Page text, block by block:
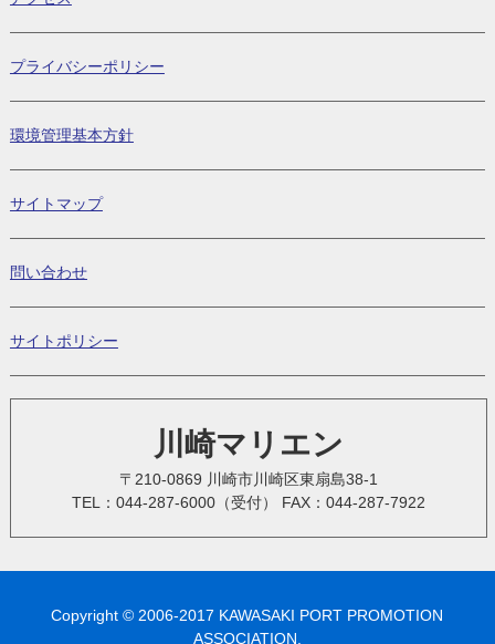
プライバシーポリシー
環境管理基本方針
サイトマップ
問い合わせ
サイトポリシー
川崎マリエン
〒210-0869 川崎市川崎区東扇島38-1
TEL：044-287-6000（受付） FAX：044-287-7922
Copyright © 2006-2017 KAWASAKI PORT PROMOTION
ASSOCIATION.